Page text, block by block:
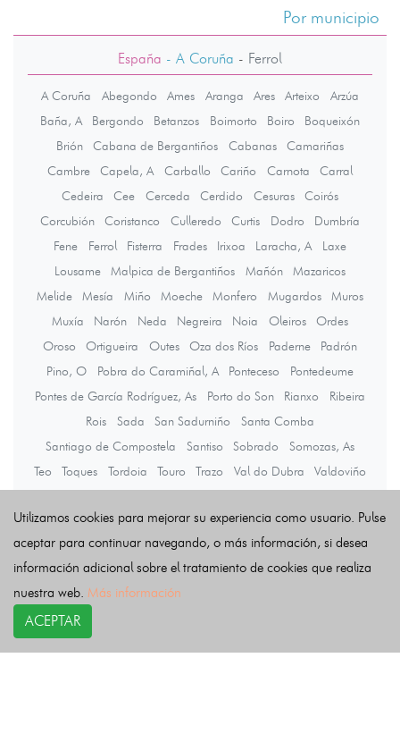
Por municipio
España - A Coruña - Ferrol
A Coruña Abegondo Ames Aranga Ares Arteixo
Arzúa
Baña, A
Bergondo Betanzos Boimorto Boiro
Boqueixón
Brión
Cabana de Bergantiños Cabanas
Camariñas
Cambre
Capela, A Carballo Cariño Carnota
Carral
Cedeira
Cee Cerceda Cerdido Cesuras
Coirós
Corcubión
Coristanco Culleredo Curtis Dodro
Dumbría
Fene
Ferrol Fisterra Frades Irixoa Laracha, A
Laxe
Lousame
Malpica de Bergantiños Mañón
Mazaricos
Melide
Mesía Miño Moeche Monfero Mugardos
Muros
Muxía
Narón Neda Negreira Noia Oleiros
Ordes
Oroso
Ortigueira Outes Oza dos Ríos Paderne
Padrón
Pino, O
Pobra do Caramiñal, A Ponteceso
Pontedeume
Pontes de García Rodríguez, As
Porto do Son Rianxo
Ribeira
Rois
Sada San Sadurniño
Santa Comba
Santiago de Compostela
Santiso Sobrado
Somozas, As
Teo
Toques Tordoia Touro Trazo Val do Dubra
Valdoviño
Últimas noticias
Utilizamos cookies para mejorar su experiencia como usuario. Pulse
aceptar para continuar navegando, o más información, si desea
información adicional sobre el tratamiento de cookies que realiza
nuestra web. Más información
ACEPTAR